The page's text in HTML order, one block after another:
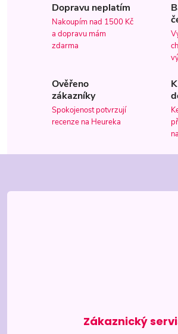
r
Dopravu neplatím
Nakoupím nad 1500 Kč
a dopravu mám
zdarma
Ověřeno
zákazníky
Spokojenost potvrzují
recenze na Heureka
á